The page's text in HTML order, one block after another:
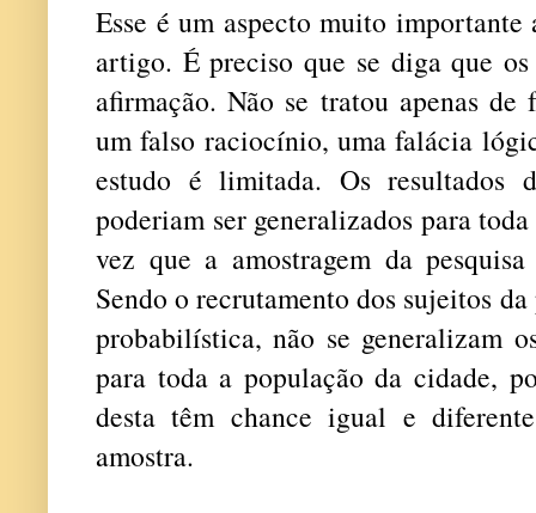
Esse é um aspecto muito
artigo. É preciso que se diga que os
afirmação. Não se tratou apenas
um falso raciocínio, uma falácia
estudo é limitada. Os resultados
poderiam ser generalizados para
vez que a amostragem da
Sendo o recrutamento dos sujeitos
probabilística, não se generalizam
para toda a população da cidade,
desta têm chance igual e
amostra.